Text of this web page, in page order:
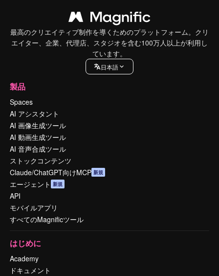
最高のクリエイティブ制作を導くためのプラットフォーム。クリ
エイター、企業、代理店、スタジオを含む100万人以上が利用し
ています。
日本語
製品
Spaces
AI アシスタント
AI 画像生成ツール
AI 動画生成ツール
AI 音声合成ツール
ストックコンテンツ
Claude/ChatGPT向けMCP 新規
エージェント 新規
API
モバイルアプリ
すべてのMagnificツール
はじめに
Academy
ドキュメント